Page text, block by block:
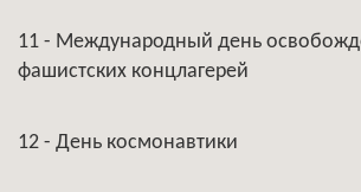
11 - Международный день
фашистских концлагерей
12 - День космонавтики